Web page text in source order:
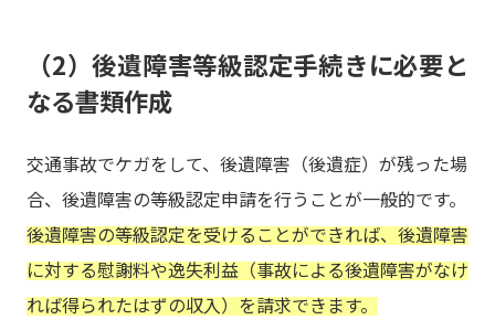
（2）後遺障害等級認定手続きに必要と
なる書類作成
交通事故でケガをして、後遺障害（後遺症）が残った場
合、後遺障害の等級認定申請を行うことが一般的です。
後遺障害の等級認定を受けることができれば、後遺障害
に対する慰謝料や逸失利益（事故による後遺障害がなけ
れば得られたはずの収入）を請求できます。